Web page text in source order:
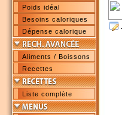
Poids idéal
Besoins caloriques
Dépense calorique
Aliments / Boissons
Recettes
Liste complète